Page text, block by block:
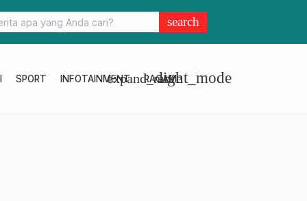
Warga Rangas dapat Ancaman, Ternyata ODGJ Bawa
search
SPORT INFOTAINMENT RAGAM
expand_morelight_mode